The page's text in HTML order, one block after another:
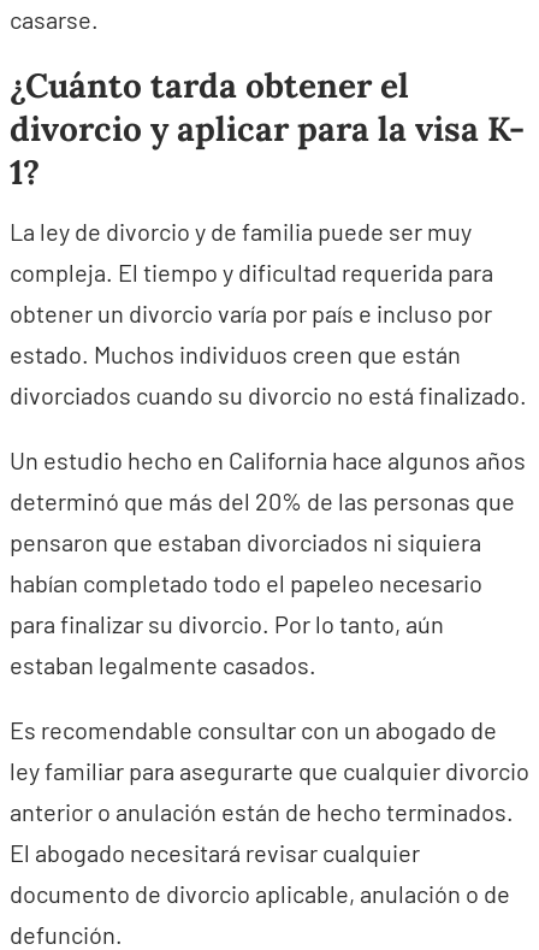
casarse.
¿Cuánto tarda obtener el
divorcio y aplicar para la visa K-
1?
La ley de divorcio y de familia puede ser muy
compleja. El tiempo y dificultad requerida para
obtener un divorcio varía por país e incluso por
estado. Muchos individuos creen que están
divorciados cuando su divorcio no está finalizado.
Un estudio hecho en California hace algunos años
determinó que más del 20% de las personas que
pensaron que estaban divorciados ni siquiera
habían completado todo el papeleo necesario
para finalizar su divorcio. Por lo tanto, aún
estaban legalmente casados.
Es recomendable consultar con un abogado de
ley familiar para asegurarte que cualquier divorcio
anterior o anulación están de hecho terminados.
El abogado necesitará revisar cualquier
documento de divorcio aplicable, anulación o de
defunción.